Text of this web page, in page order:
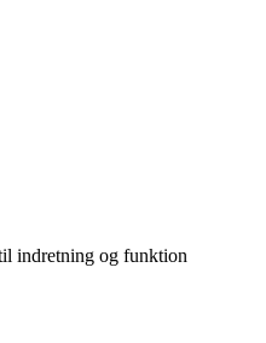
indretning og funktion